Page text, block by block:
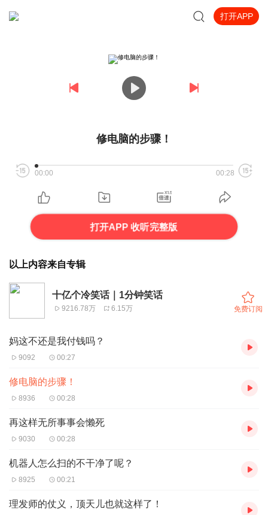
打开APP
修电脑的步骤！
00:00 00:28
打开APP 收听完整版
以上内容来自专辑
十亿个冷笑话｜1分钟笑话
9216.78万 6.15万 免费订阅
妈这不还是我付钱吗？
9092 00:27
修电脑的步骤！
8936 00:28
再这样无所事事会懒死
9030 00:28
机器人怎么扫的不干净了呢？
8925 00:21
理发师的仗义，顶天儿也就这样了！